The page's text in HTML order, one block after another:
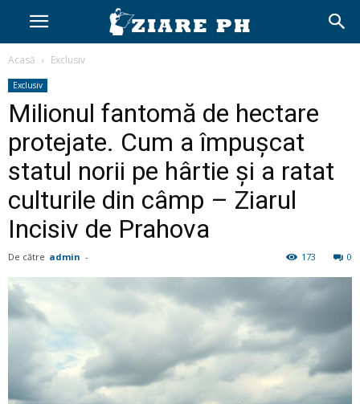
Acasă Exclusiv
Exclusiv
Milionul fantomă de hectare
protejate. Cum a împușcat
statul norii pe hârtie și a ratat
culturile din câmp – Ziarul
Incisiv de Prahova
De către admin - 0
173